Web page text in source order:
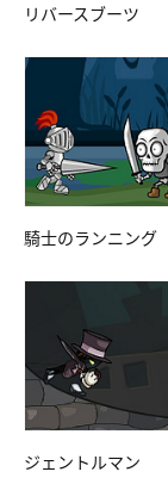
リバースブーツ
騎士のランニング
ジェントルマン